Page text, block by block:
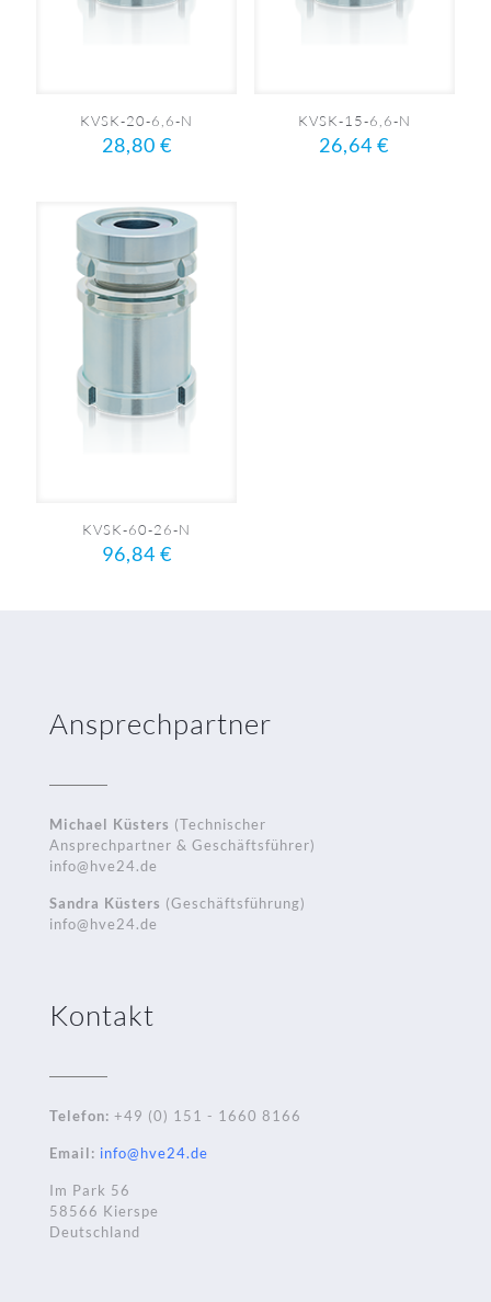
KVSK-20-6,6-N
28,80 €
KVSK-15-6,6-N
26,64€
KVSK-60-26-N
96,84 €
Ansprechpartner
Michael Küsters (Technischer
Ansprechpartner & Geschäftsführer)
info@hve24.de
Sandra Küsters (Geschäftsführung)
info@hve24.de
Kontakt
Telefon: +49 (0) 151 - 1660 8166
Email: info@hve24.de
Im Park 56
58566 Kierspe
Deutschland